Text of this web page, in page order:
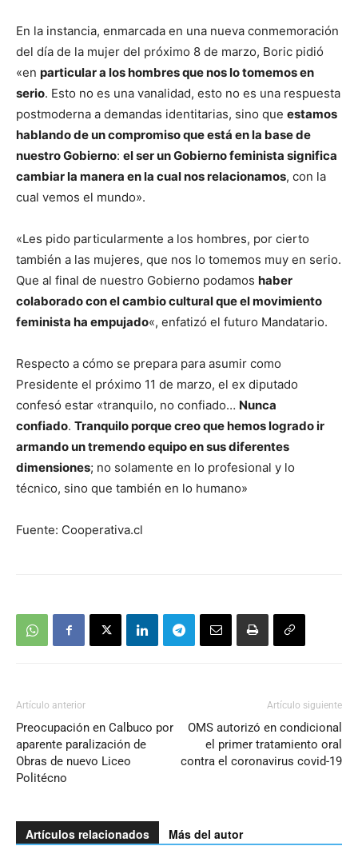
En la instancia, enmarcada en una nueva conmemoración
del día de la mujer del próximo 8 de marzo, Boric pidió
«en particular a los hombres que nos lo tomemos en
serio. Esto no es una vanalidad, esto no es una respuesta
postmoderna a demandas identitarias, sino que estamos
hablando de un compromiso que está en la base de
nuestro Gobierno: el ser un Gobierno feminista significa
cambiar la manera en la cual nos relacionamos, con la
cual vemos el mundo».
«Les pido particularmente a los hombres, por cierto
también a las mujeres, que nos lo tomemos muy en serio.
Que al final de nuestro Gobierno podamos haber
colaborado con el cambio cultural que el movimiento
feminista ha empujado«, enfatizó el futuro Mandatario.
Respecto a cómo se prepara para asumir como
Presidente el próximo 11 de marzo, el ex diputado
confesó estar «tranquilo, no confiado… Nunca
confiado. Tranquilo porque creo que hemos logrado ir
armando un tremendo equipo en sus diferentes
dimensiones; no solamente en lo profesional y lo
técnico, sino que también en lo humano»
Fuente: Cooperativa.cl
Artículo anterior
Preocupación en Calbuco por
aparente paralización de
Obras de nuevo Liceo
Politécno
Artículo siguiente
OMS autorizó en condicional
el primer tratamiento oral
contra el coronavirus covid-19
Artículos relacionados Más del autor